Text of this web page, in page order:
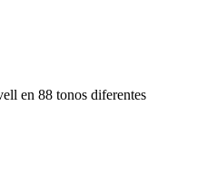
en 88 tonos diferentes